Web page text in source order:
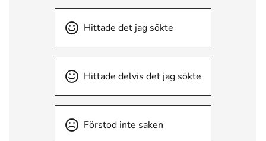
Hittade det jag sökte
Hittade delvis det jag sökte
Förstod inte saken